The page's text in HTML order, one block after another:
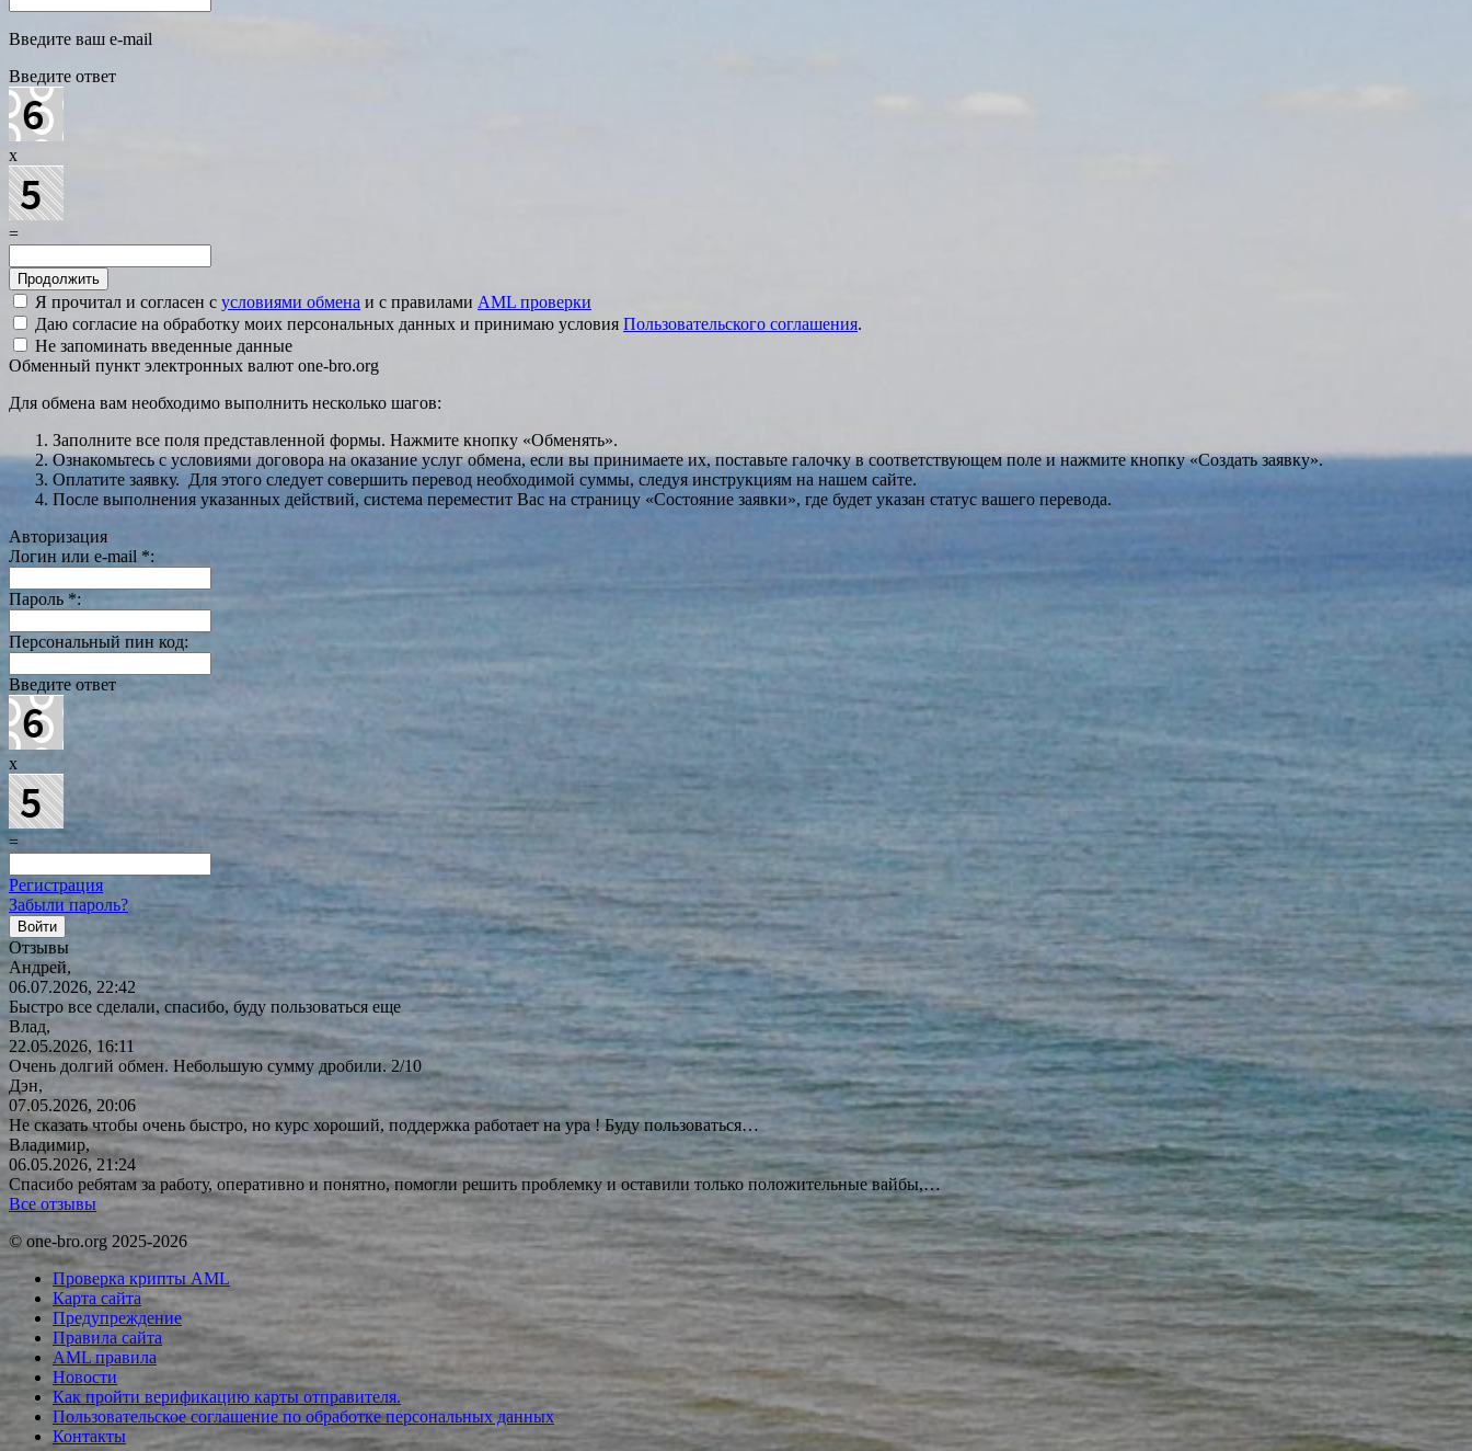
Введите ваш e-mail
Введите ответ
x
=
Я прочитал и согласен с условиями обмена и с правилами AML проверки
Даю согласие на обработку моих персональных данных и принимаю условия Пользовательского соглашения.
Не запоминать введенные данные
Обменный пункт электронных валют one-bro.org
Для обмена вам необходимо выполнить несколько шагов:
Заполните все поля представленной формы. Нажмите кнопку «Обменять».
Ознакомьтесь с условиями договора на оказание услуг обмена, если вы принимаете их, поставьте галочку в соответствующем поле и нажмите кнопку «Создать заявку».
Оплатите заявку. Для этого следует совершить перевод необходимой суммы, следуя инструкциям на нашем сайте.
После выполнения указанных действий, система переместит Вас на страницу «Состояние заявки», где будет указан статус вашего перевода.
Авторизация
Логин или e-mail *:
Пароль *:
Персональный пин код:
Введите ответ
x
=
Регистрация
Забыли пароль?
Отзывы
Андрей,
06.07.2026, 22:42
Быстро все сделали, спасибо, буду пользоваться еще
Влад,
22.05.2026, 16:11
Очень долгий обмен. Небольшую сумму дробили. 2/10
Дэн,
07.05.2026, 20:06
Не сказать чтобы очень быстро, но курс хороший, поддержка работает на ура ! Будупользоваться…
Владимир,
06.05.2026, 21:24
Спасибо ребятам за работу, оперативно и понятно, помогли решить проблемку и оставили только положительные вайбы,…
Все отзывы
© one-bro.org 2025-2026
Проверка крипты AML
Карта сайта
Предупреждение
Правила сайта
AML правила
Новости
Как пройти верификацию карты отправителя.
Пользовательское соглашение по обработке персональных данных
Контакты